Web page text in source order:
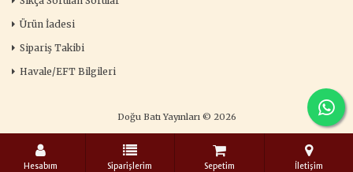
Hesabım Siparişlerim Sepetim İletişim
Ürün İadesi
Sipariş Takibi
Havale/EFT Bilgileri
Doğu Batı Yayınları © 2026